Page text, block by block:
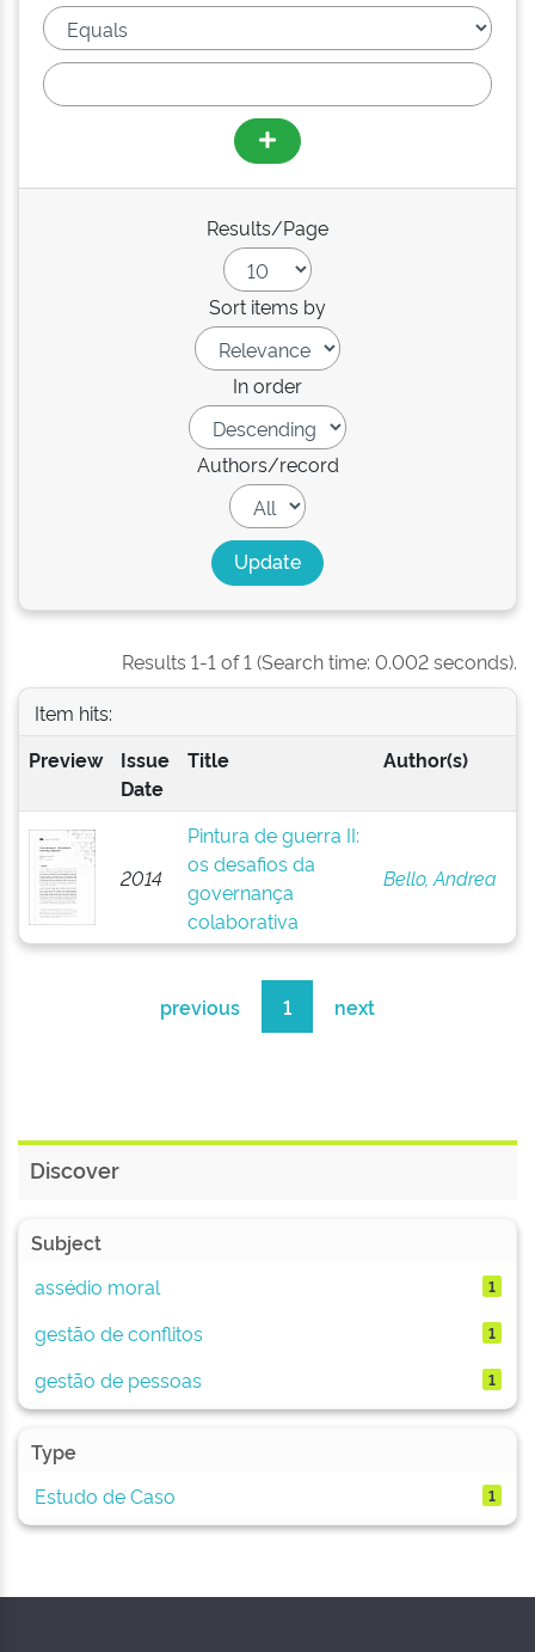
Results/Page
Sort items by
In order
Authors/record
Results 1-1 of 1 (Search time: 0.002 seconds).
Item hits:
Preview
Issue
Date
Title Author(s)
2014
Pintura de guerra II:
os desafios da
governança
colaborativa
Bello, Andrea
previous 1 next
Discover
Subject
assédio moral
1
gestão de conflitos 1
gestão de pessoas 1
Type
Estudo de Caso
1